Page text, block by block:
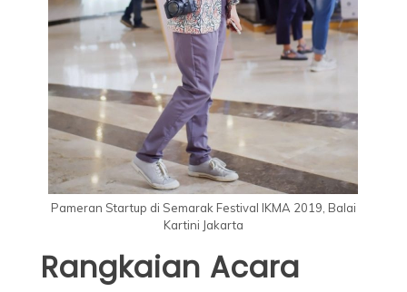
Pameran Startup di Semarak Festival IKMA 2019, Balai
Kartini Jakarta
Rangkaian Acara